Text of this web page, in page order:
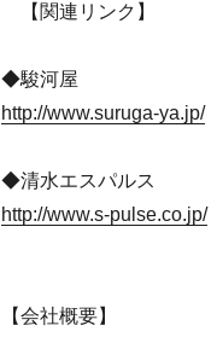
【関連リンク】
◆駿河屋
http://www.suruga-ya.jp/
◆清水エスパルス
http://www.s-pulse.co.jp/
【会社概要】